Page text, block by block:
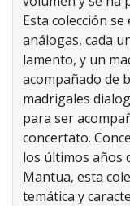
Esta colección
análogas, cada
lamento, y un
acompañado de
madrigales
para ser
concertato.
los últimos años
Mantua, esta
temática y